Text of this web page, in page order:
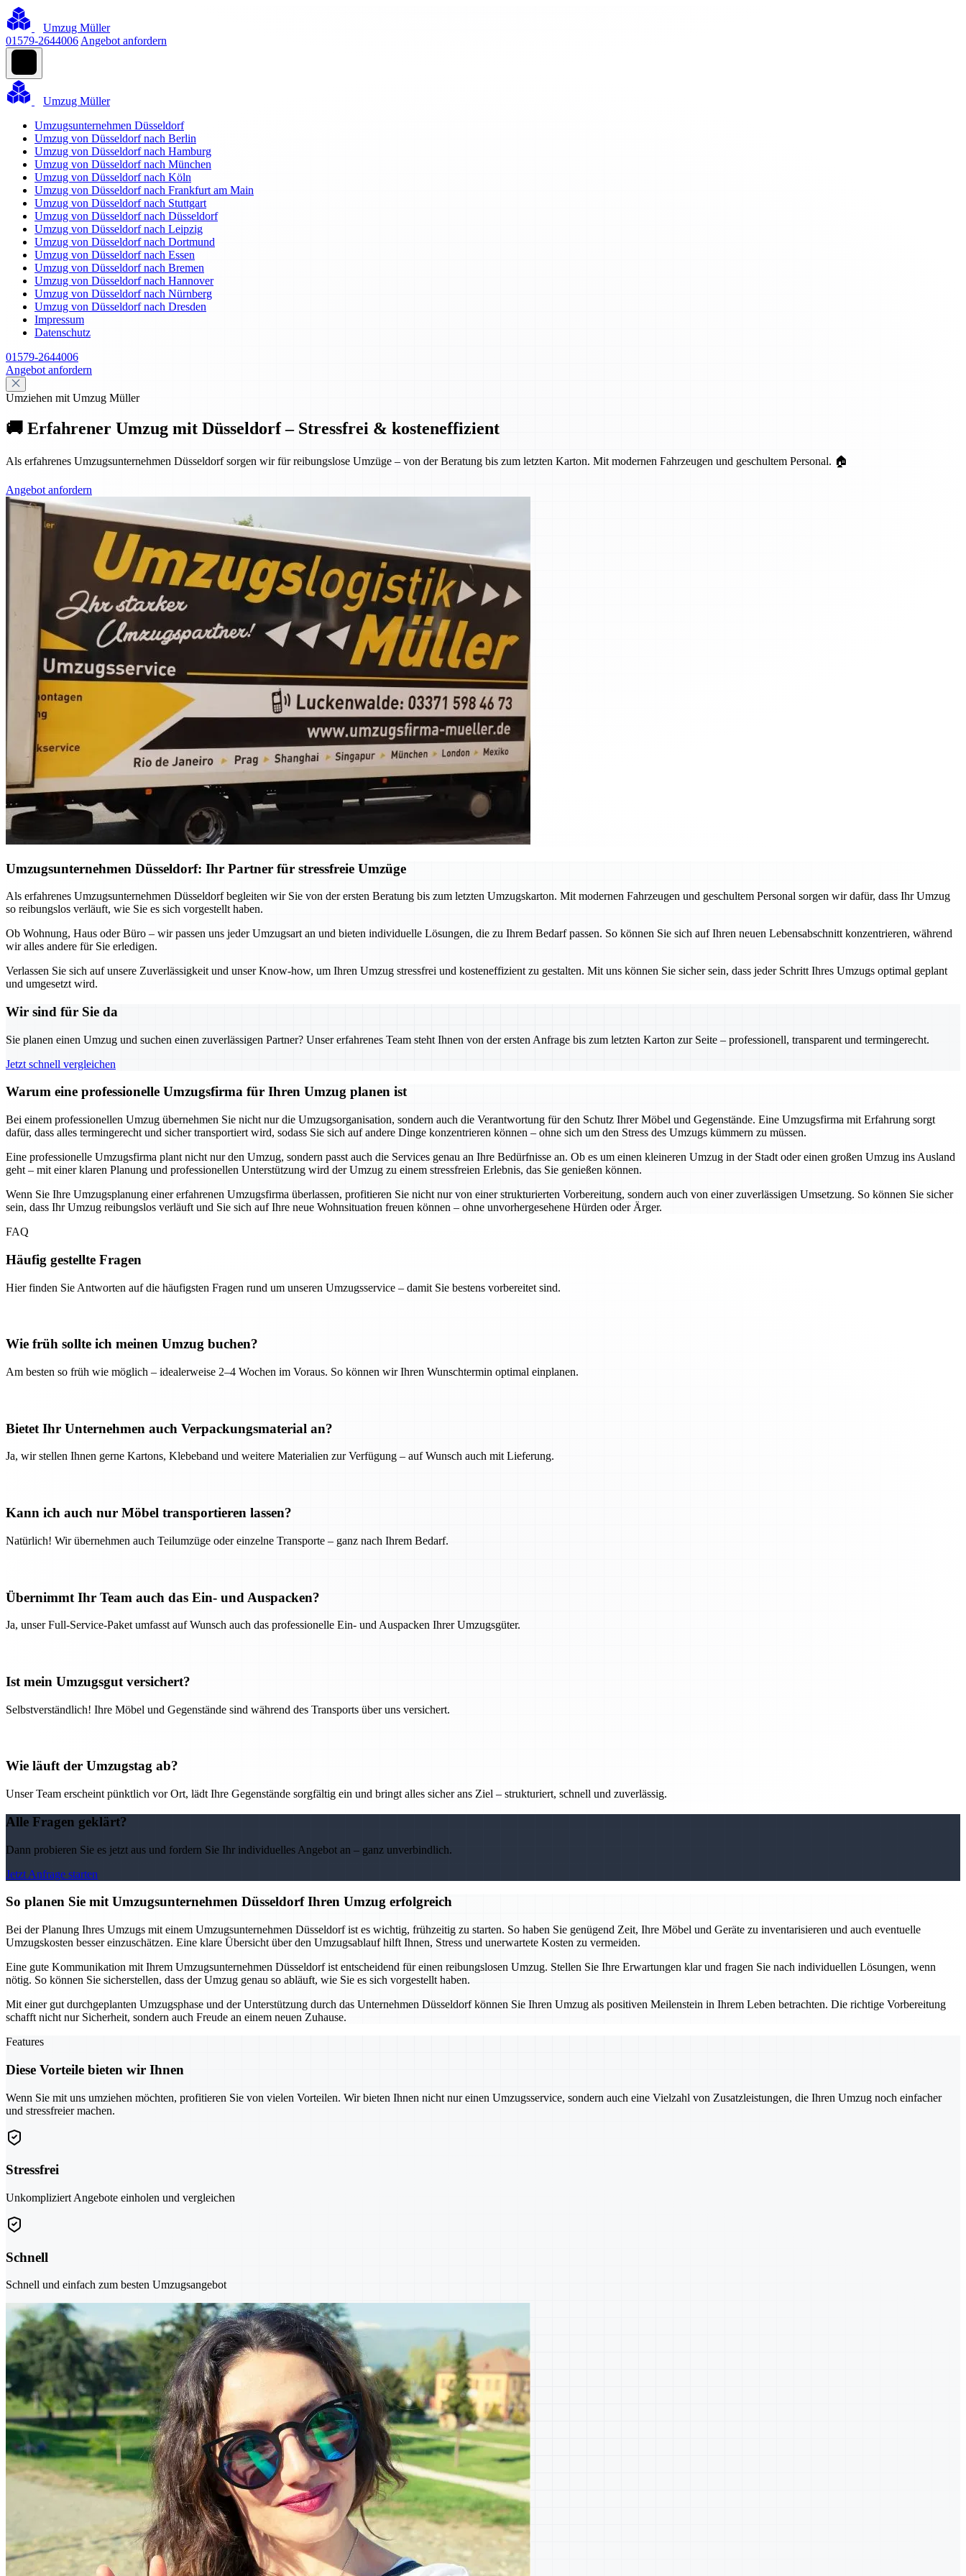
Umzug Müller
01579-2644006 Angebot anfordern
Umzug Müller
Umzugsunternehmen Düsseldorf
Umzug von Düsseldorf nach Berlin
Umzug von Düsseldorf nach Hamburg
Umzug von Düsseldorf nach München
Umzug von Düsseldorf nach Köln
Umzug von Düsseldorf nach Frankfurt am Main
Umzug von Düsseldorf nach Stuttgart
Umzug von Düsseldorf nach Düsseldorf
Umzug von Düsseldorf nach Leipzig
Umzug von Düsseldorf nach Dortmund
Umzug von Düsseldorf nach Essen
Umzug von Düsseldorf nach Bremen
Umzug von Düsseldorf nach Hannover
Umzug von Düsseldorf nach Nürnberg
Umzug von Düsseldorf nach Dresden
Impressum
Datenschutz
01579-2644006
Angebot anfordern
Umziehen mit Umzug Müller
🚚 Erfahrener Umzug mit Düsseldorf – Stressfrei & kosteneffizient
Als erfahrenes Umzugsunternehmen Düsseldorf sorgen wir für reibungslose Umzüge – von der Beratung bis zum letzten Karton. Mit modernen Fahrzeugen und geschultem Personal. 🏠
Angebot anfordern
Umzugsunternehmen Düsseldorf: Ihr Partner für stressfreie Umzüge
Als erfahrenes Umzugsunternehmen Düsseldorf begleiten wir Sie von der ersten Beratung bis zum letzten Umzugskarton. Mit modernen Fahrzeugen und geschultem Personal sorgen wir dafür, dass Ihr Umzug
so reibungslos verläuft, wie Sie es sich vorgestellt haben.
Ob Wohnung, Haus oder Büro – wir passen uns jeder Umzugsart an und bieten individuelle Lösungen, die zu Ihrem Bedarf passen. So können Sie sich auf Ihren neuen Lebensabschnitt konzentrieren, während
wir alles andere für Sie erledigen.
Verlassen Sie sich auf unsere Zuverlässigkeit und unser Know-how, um Ihren Umzug stressfrei und kosteneffizient zu gestalten. Mit uns können Sie sicher sein, dass jeder Schritt Ihres Umzugs optimal geplant
und umgesetzt wird.
Wir sind für Sie da
Sie planen einen Umzug und suchen einen zuverlässigen Partner? Unser erfahrenes Team steht Ihnen von der ersten Anfrage bis zum letzten Karton zur Seite – professionell, transparent und termingerecht.
Jetzt schnell vergleichen
Warum eine professionelle Umzugsfirma für Ihren Umzug planen ist
Bei einem professionellen Umzug übernehmen Sie nicht nur die Umzugsorganisation, sondern auch die Verantwortung für den Schutz Ihrer Möbel und Gegenstände. Eine Umzugsfirma mit Erfahrung sorgt
dafür, dass alles termingerecht und sicher transportiert wird, sodass Sie sich auf andere Dinge konzentrieren können – ohne sich um den Stress des Umzugs kümmern zu müssen.
Eine professionelle Umzugsfirma plant nicht nur den Umzug, sondern passt auch die Services genau an Ihre Bedürfnisse an. Ob es um einen kleineren Umzug in der Stadt oder einen großen Umzug ins Ausland
geht – mit einer klaren Planung und professionellen Unterstützung wird der Umzug zu einem stressfreien Erlebnis, das Sie genießen können.
Wenn Sie Ihre Umzugsplanung einer erfahrenen Umzugsfirma überlassen, profitieren Sie nicht nur von einer strukturierten Vorbereitung, sondern auch von einer zuverlässigen Umsetzung. So können Sie sicher
sein, dass Ihr Umzug reibungslos verläuft und Sie sich auf Ihre neue Wohnsituation freuen können – ohne unvorhergesehene Hürden oder Ärger.
FAQ
Häufig gestellte Fragen
Hier finden Sie Antworten auf die häufigsten Fragen rund um unseren Umzugsservice – damit Sie bestens vorbereitet sind.
Wie früh sollte ich meinen Umzug buchen?
Am besten so früh wie möglich – idealerweise 2–4 Wochen im Voraus. So können wir Ihren Wunschtermin optimal einplanen.
Bietet Ihr Unternehmen auch Verpackungsmaterial an?
Ja, wir stellen Ihnen gerne Kartons, Klebeband und weitere Materialien zur Verfügung – auf Wunsch auch mit Lieferung.
Kann ich auch nur Möbel transportieren lassen?
Natürlich! Wir übernehmen auch Teilumzüge oder einzelne Transporte – ganz nach Ihrem Bedarf.
Übernimmt Ihr Team auch das Ein- und Auspacken?
Ja, unser Full-Service-Paket umfasst auf Wunsch auch das professionelle Ein- und Auspacken Ihrer Umzugsgüter.
Ist mein Umzugsgut versichert?
Selbstverständlich! Ihre Möbel und Gegenstände sind während des Transports über uns versichert.
Wie läuft der Umzugstag ab?
Unser Team erscheint pünktlich vor Ort, lädt Ihre Gegenstände sorgfältig ein und bringt alles sicher ans Ziel – strukturiert, schnell und zuverlässig.
Alle Fragen geklärt?
Dann probieren Sie es jetzt aus und fordern Sie Ihr individuelles Angebot an – ganz unverbindlich.
Jetzt Anfrage starten
So planen Sie mit Umzugsunternehmen Düsseldorf Ihren Umzug erfolgreich
Bei der Planung Ihres Umzugs mit einem Umzugsunternehmen Düsseldorf ist es wichtig, frühzeitig zu starten. So haben Sie genügend Zeit, Ihre Möbel und Geräte zu inventarisieren und auch eventuelle
Umzugskosten besser einzuschätzen. Eine klare Übersicht über den Umzugsablauf hilft Ihnen, Stress und unerwartete Kosten zu vermeiden.
Eine gute Kommunikation mit Ihrem Umzugsunternehmen Düsseldorf ist entscheidend für einen reibungslosen Umzug. Stellen Sie Ihre Erwartungen klar und fragen Sie nach individuellen Lösungen, wenn
nötig. So können Sie sicherstellen, dass der Umzug genau so abläuft, wie Sie es sich vorgestellt haben.
Mit einer gut durchgeplanten Umzugsphase und der Unterstützung durch das Unternehmen Düsseldorf können Sie Ihren Umzug als positiven Meilenstein in Ihrem Leben betrachten. Die richtige Vorbereitung
schafft nicht nur Sicherheit, sondern auch Freude an einem neuen Zuhause.
Features
Diese Vorteile bieten wir Ihnen
Wenn Sie mit uns umziehen möchten, profitieren Sie von vielen Vorteilen. Wir bieten Ihnen nicht nur einen Umzugsservice, sondern auch eine Vielzahl von Zusatzleistungen, die Ihren Umzug noch einfacher
und stressfreier machen.
Stressfrei
Unkompliziert Angebote einholen und vergleichen
Schnell
Schnell und einfach zum besten Umzugsangebot